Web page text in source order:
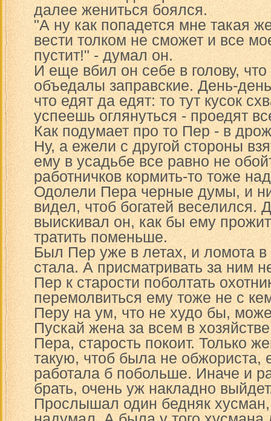
далее жениться боялся.
"А ну как попадется мне такая
вести толком не сможет и все
пустит!" - думал он.
И еще вбил он себе в голову,
объедалы заправские. День-
что едят да едят: то тут кусок
успеешь оглянуться - проедят
Как подумает про то Пер - в
Ну, а ежели с другой стороны
ему в усадьбе все равно не
работничков кормить-то тоже
Одолели Пера черные думы, и
видел, чтоб богатей веселился.
выискивал он, как бы ему
тратить поменьше.
Был Пер уже в летах, и ломота в
стала. А присматривать за ним
Пер к старости поболтать
перемолвиться ему тоже не с
Перу на ум, что не худо бы,
Пускай жена за всем в
Пера, старость покоит. Только
такую, чтоб была не обжориста,
работала б побольше. Иначе и
брать, очень уж накладно
Прослышал один бедняк